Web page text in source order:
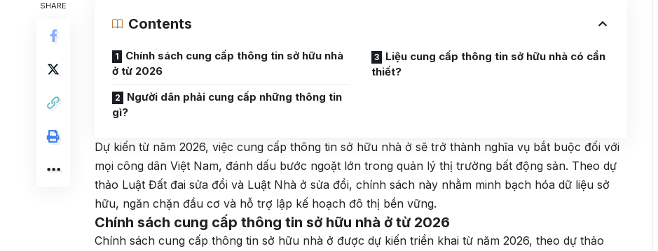
SHARE
Contents
Chính sách cung cấp thông tin sở hữu nhà
ở từ 2026
Người dân phải cung cấp những thông tin
gì?
Liệu cung cấp thông tin sở hữu nhà có cần
thiết?
Dự kiến từ năm 2026, việc cung cấp thông tin sở hữu nhà ở sẽ trở thành nghĩa vụ bắt buộc đối với
mọi công dân Việt Nam, đánh dấu bước ngoặt lớn trong quản lý thị trường bất động sản. Theo dự
thảo Luật Đất đai sửa đổi và Luật Nhà ở sửa đổi, chính sách này nhằm minh bạch hóa dữ liệu sở
hữu, ngăn chặn đầu cơ và hỗ trợ lập kế hoạch đô thị bền vững.
Chính sách cung cấp thông tin sở hữu nhà ở từ 2026
Chính sách cung cấp thông tin sở hữu nhà ở được dự kiến triển khai từ năm 2026, theo dự thảo